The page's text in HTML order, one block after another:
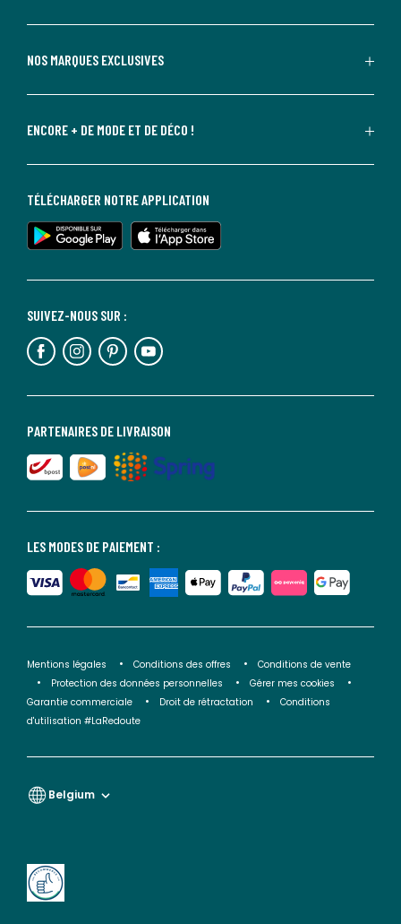
NOS MARQUES EXCLUSIVES
ENCORE + DE MODE ET DE DÉCO !
LES MODES DE PAIEMENT :
PARTENAIRES DE LIVRAISON
SUIVEZ-NOUS SUR :
TÉLÉCHARGER NOTRE APPLICATION
Mentions légales Conditions des offres
Conditions de vente
Protection des données personnelles
Gérer mes cookies
Garantie commerciale
Droit de rétractation
Conditions
d'utilisation #LaRedoute
Belgium